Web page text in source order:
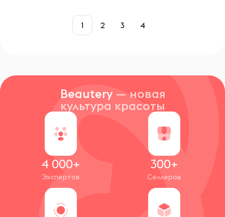
1 2 3 4
Beautery — новая
культура красоты
4 000+
Экспертов
300+
Селлеров